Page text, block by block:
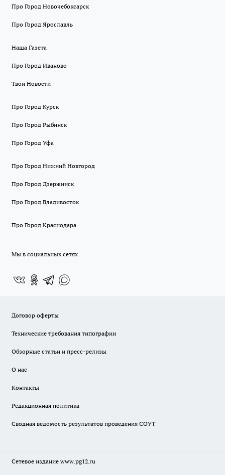
Про Город Новочебоксарск
Про Город Ярославль
Наша Газета
Про Город Иваново
Твои Новости
Про Город Курск
Про Город Рыбинск
Про Город Уфа
Про Город Нижний Новгород
Про Город Дзержинск
Про Город Владивосток
Про Город Краснодара
Мы в социальных сетях
Договор оферты
Технические требования типографии
Обзорные статьи и пресс-релизы
О нас
Контакты
Редакционная политика
Сводная ведомость результатов проведения СОУТ
Сетевое издание www.pg12.ru